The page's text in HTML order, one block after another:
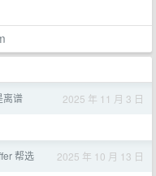
离谱 2025 年 11 月 3 日
帮选 2025 年 10 月 13 日